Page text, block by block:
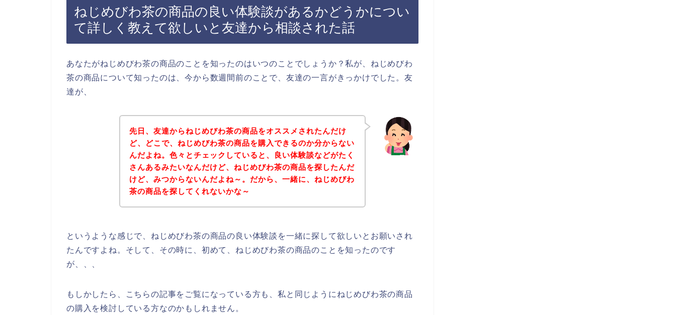
ねじめびわ茶の商品の良い体験談があるかどうかについ
て詳しく教えて欲しいと友達から相談された話
あなたがねじめびわ茶の商品のことを知ったのはいつのことでしょうか？私が、ねじめびわ
茶の商品について知ったのは、今から数週間前のことで、友達の一言がきっかけでした。友
達が、
先日、友達からねじめびわ茶の商品をオススメされたんだけ
ど、どこで、ねじめびわ茶の商品を購入できるのか分からない
んだよね。色々とチェックしていると、良い体験談などがたく
さんあるみたいなんだけど、ねじめびわ茶の商品を探したんだ
けど、みつからないんだよね～。だから、一緒に、ねじめびわ
茶の商品を探してくれないかな～
というような感じで、ねじめびわ茶の商品の良い体験談を一緒に探して欲しいとお願いされ
たんですよね。そして、その時に、初めて、ねじめびわ茶の商品のことを知ったのです
が、、、
もしかしたら、こちらの記事をご覧になっている方も、私と同じようにねじめびわ茶の商品
の購入を検討している方なのかもしれません。